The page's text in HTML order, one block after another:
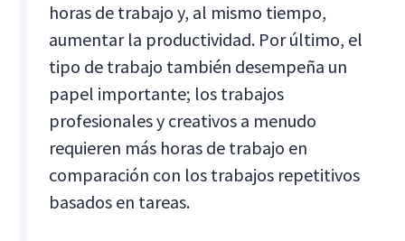
horas de trabajo y, al mismo tiempo,
aumentar la productividad. Por último, el
tipo de trabajo también desempeña un
papel importante; los trabajos
profesionales y creativos a menudo
requieren más horas de trabajo en
comparación con los trabajos repetitivos
basados en tareas.